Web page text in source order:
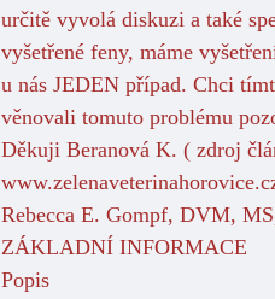
určitě vyvolá diskuzi a také
vyšetřené feny, máme
u nás JEDEN případ. Chci
věnovali tomuto problému
Děkuji Beranová K. ( zdroj
Rebecca E. Gompf, DVM,
ZÁKLADNÍ INFORMACE
Popis